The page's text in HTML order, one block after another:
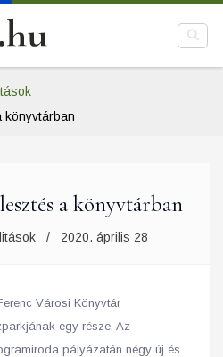
könyvtárban
a könyvtárban
2020. április 28
Városi Könyvtár
egy része. Az
pályázatán négy új és